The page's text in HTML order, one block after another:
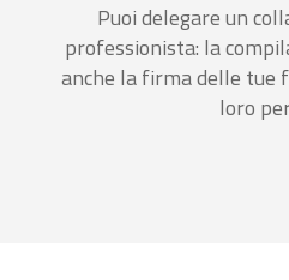
Puoi delegare un
professionista: la
anche la firma delle tue
loro